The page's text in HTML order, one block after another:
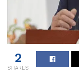
2
SHARES